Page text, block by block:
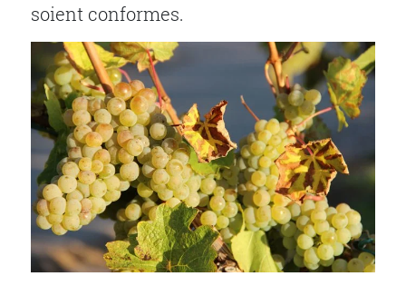
soient conformes.